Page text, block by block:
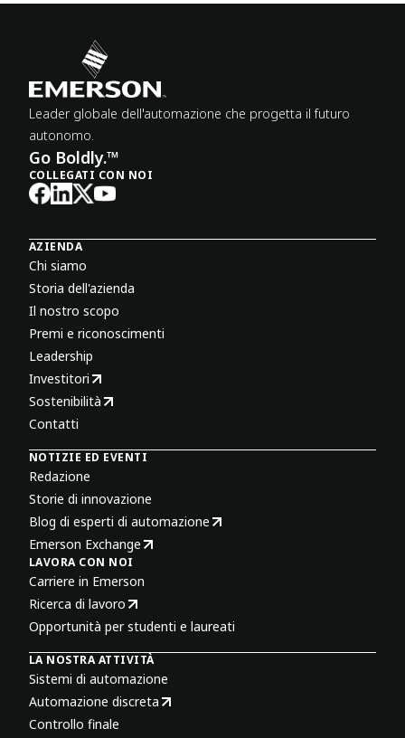
Leader globale dell'automazione che progetta il futuro
autonomo.
Go Boldly.™
COLLEGATI CON NOI
AZIENDA
Chi siamo
Storia dell'azienda
Il nostro scopo
Premi e riconoscimenti
Leadership
Investitori
Sostenibilità
Contatti
NOTIZIE ED EVENTI
Redazione
Storie di innovazione
Blog di esperti di automazione
Emerson Exchange
LAVORA CON NOI
Carriere in Emerson
Ricerca di lavoro
Opportunità per studenti e laureati
LA NOSTRA ATTIVITÀ
Sistemi di automazione
Automazione discreta
Controllo finale